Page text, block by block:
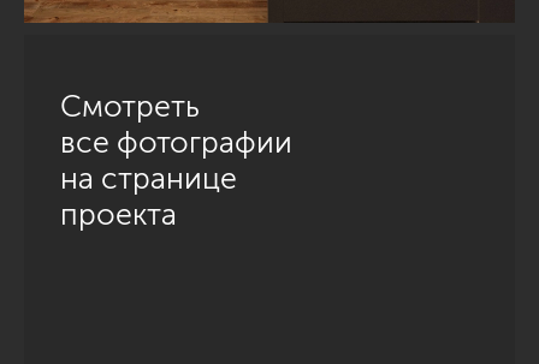
Смотреть
все фотографии
на странице
проекта